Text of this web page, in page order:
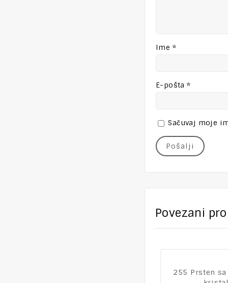
Ime *
E-pošta*
Sačuvaj moje
Povezani
255 Prsten